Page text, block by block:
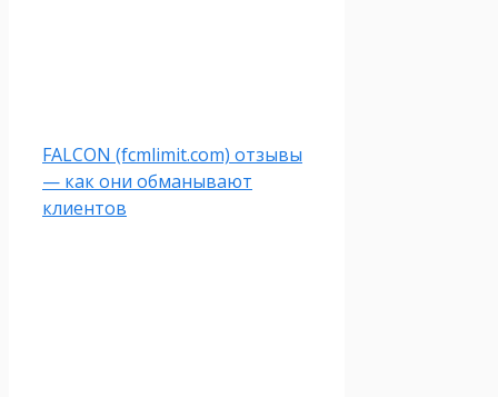
FALCON (fcmlimit.com) отзывы
— как они обманывают
клиентов